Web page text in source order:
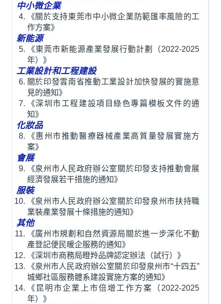
中小微企業
《關於支持東莞市中小微企業防範匯率風險的工
作方案》
新能源
《東莞市新能源產業發展行動計劃（2022-2025
年）》
工業設計和工程建設
關於印發雲南省推動工業設計加快發展的實施意
見的通知》
《深圳市工程建設項目綠色專篇模板文件的通
知》
化妝品
《惠州市推動醫療器械產業高質量發展實施方
案》
會展
《泉州市人民政府辦公室關於印發支持推動會展
經濟發展若干措施的通知》
服裝
《泉州市人民政府辦公室關於印發泉州市扶持職
業裝產業發展十條措施的通知》
其他
《廣州市規劃和自然資源局關於進一步深化不動
產登記便民暖企服務的通知》
《深圳市商務局瞪羚品牌認定辦法（試行）》
《泉州市人民政府辦公室關於印發泉州市“十四五”
城鄉社區服務體系建設實施方案的通知》
《昆明市企業上市倍增工作方案（2022-2025
年）》